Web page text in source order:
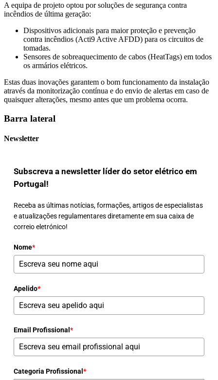
A equipa de projeto optou por soluções de segurança contra
incêndios de última geração:
Dispositivos adicionais para maior proteção e prevenção
contra incêndios (Acti9 Active AFDD) para os circuitos de
tomadas.
Sensores de sobreaquecimento de cabos (HeatTags) em todos
os armários elétricos.
Estas duas inovações garantem o bom funcionamento da instalação
através da monitorização contínua e do envio de alertas em caso de
quaisquer alterações, mesmo antes que um problema ocorra.
Barra lateral
Newsletter
Subscreva a newsletter líder do setor elétrico em
Portugal!
Receba as últimas notícias, formações, artigos de especialistas
e atualizações regulamentares diretamente em sua caixa de
correio eletrónico!
Nome*
Apelido*
Email Profissional *
Categoria Profissional *